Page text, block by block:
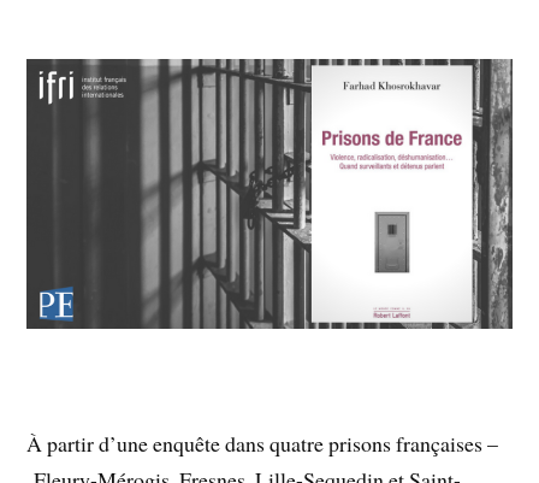
À partir d’une enquête dans quatre prisons françaises –